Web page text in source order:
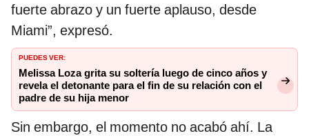
fuerte abrazo y un fuerte aplauso, desde
Miami”, expresó.
PUEDES VER:
Melissa Loza grita su soltería luego de cinco años y
revela el detonante para el fin de su relación con el
padre de su hija menor
Sin embargo, el momento no acabó ahí. La